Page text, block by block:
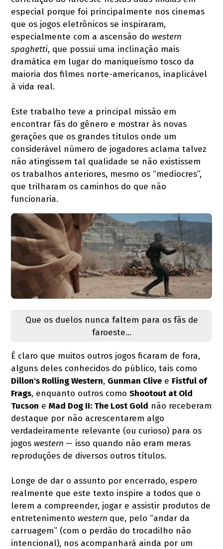
especial porque foi principalmente nos cinemas
que os jogos eletrônicos se inspiraram,
especialmente com a ascensão do western
spaghetti, que possui uma inclinação mais
dramática em lugar do maniqueísmo tosco da
maioria dos filmes norte-americanos, inaplicável
à vida real.
Este trabalho teve a principal missão em
encontrar fãs do gênero e mostrar às novas
gerações que os grandes títulos onde um
considerável número de jogadores aclama talvez
não atingissem tal qualidade se não existissem
os trabalhos anteriores, mesmo os “medíocres”,
que trilharam os caminhos do que não
funcionaria.
Que os duelos nunca faltem para os fãs de
faroeste...
É claro que muitos outros jogos ficaram de fora,
alguns deles conhecidos do público, tais como
Dillon's Rolling Western, Gunman Clive e Fistful of
Frags, enquanto outros comoShootout at Old
Tucson eMad Dog II: The Lost Gold não receberam
destaque por não acrescentarem algo
verdadeiramente relevante (ou curioso) para os
jogos western — isso quando não eram meras
reproduções de diversos outros títulos.
Longe de dar o assunto por encerrado, espero
realmente que este texto inspire a todos que o
lerem a compreender, jogar e assistir produtos de
entretenimento western que, pelo “andar da
carruagem” (com o perdão do trocadilho não
intencional), nos acompanhará ainda por um